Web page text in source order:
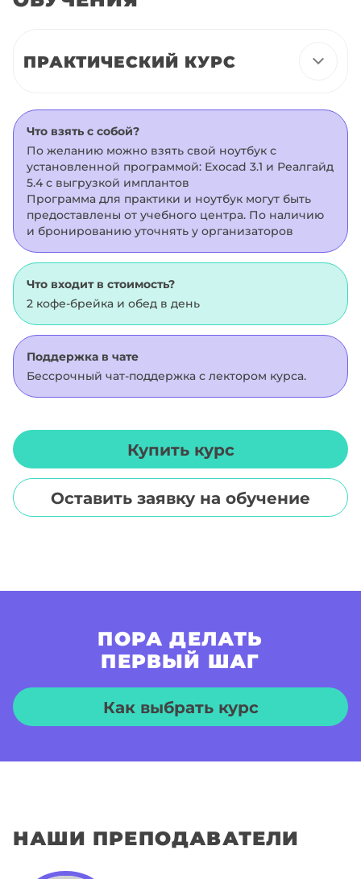
ПРАКТИЧЕСКИЙ КУРС
Что взять с собой?
По желанию можно взять свой ноутбук с
установленной программой: Exocad 3.1 и Реалгайд
5.4 с выгрузкой имплантов
Программа для практики и ноутбук могут быть
предоставлены от учебного центра. По наличию
и бронированию уточнять у организаторов
Что входит в стоимость?
2 кофе-брейка и обед в день
Поддержка в чате
Бессрочный чат-поддержка с лектором курса.
Купить курс
Оставить заявку на обучение
ПОРА ДЕЛАТЬ
ПЕРВЫЙ ШАГ
Как выбрать курс
НАШИ ПРЕПОДАВАТЕЛИ